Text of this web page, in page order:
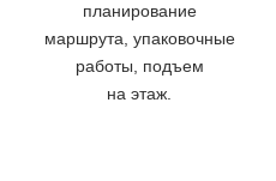
планирование
маршрута, упаковочные
работы, подъем
на этаж.